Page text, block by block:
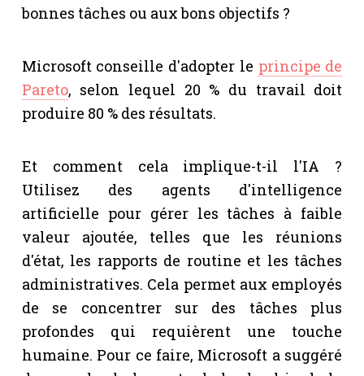
bonnes tâches ou aux bons objectifs ?
Microsoft conseille d'adopter le principe de
Pareto, selon lequel 20 % du travail doit
produire 80 % des résultats.
Et comment cela implique-t-il l'IA ?
Utilisez des agents d'intelligence
artificielle pour gérer les tâches à faible
valeur ajoutée, telles que les réunions
d'état, les rapports de routine et les tâches
administratives. Cela permet aux employés
de se concentrer sur des tâches plus
profondes qui requièrent une touche
humaine. Pour ce faire, Microsoft a suggéré